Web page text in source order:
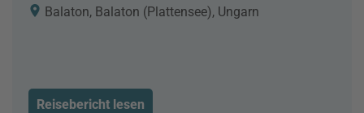
Balaton, Balaton (Plattensee), Ungarn
Reisebericht lesen